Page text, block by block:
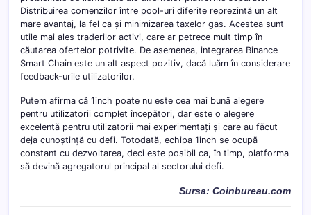
Distribuirea comenzilor între pool-uri diferite reprezintă un alt
mare avantaj, la fel ca și minimizarea taxelor gas. Acestea sunt
utile mai ales traderilor activi, care ar petrece mult timp în
căutarea ofertelor potrivite. De asemenea, integrarea Binance
Smart Chain este un alt aspect pozitiv, dacă luăm în considerare
feedback-urile utilizatorilor.
Putem afirma că 1inch poate nu este cea mai bună alegere
pentru utilizatorii complet începători, dar este o alegere
excelentă pentru utilizatorii mai experimentați și care au făcut
deja cunoștință cu defi. Totodată, echipa 1inch se ocupă
constant cu dezvoltarea, deci este posibil ca, în timp, platforma
să devină agregatorul principal al sectorului defi.
Sursa: Coinbureau.com